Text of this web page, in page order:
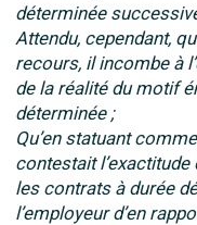
déterminée
Attendu, cependant,
recours, il incombe à
de la réalité du motif
déterminée ;
Qu’en statuant
contestait
les contrats à durée
l’employeur d’en